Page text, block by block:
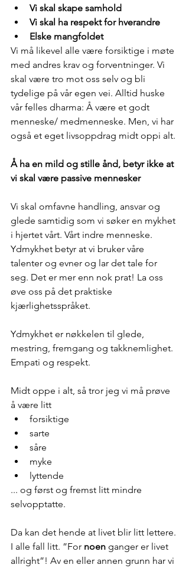
Vi skal skape samhold
Vi skal ha respekt for hverandre
Elske mangfoldet
Vi må likevel alle være forsiktige i møte
med andres krav og forventninger. Vi
skal være tro mot oss selv og bli
tydelige på vår egen vei. Alltid huske
vår felles dharma: Å være et godt
menneske/ medmenneske. Men, vi har
også et eget livsoppdrag midt oppi alt.
Å ha en mild og stille ånd, betyr ikke at
vi skal være passive mennesker
Vi skal omfavne handling, ansvar og
glede samtidig som vi søker en mykhet
i hjertet vårt. Vårt indre menneske.
Ydmykhet betyr at vi bruker våre
talenter og evner og lar det tale for
seg. Det er mer enn nok prat! La oss
øve oss på det praktiske
kjærlighetsspråket.
Ydmykhet er nøkkelen til glede,
mestring, fremgang og takknemlighet.
Empati og respekt.
Midt oppe i alt, så tror jeg vi må prøve
å være litt
forsiktige
sarte
såre
myke
lyttende
... og først og fremst litt mindre
selvopptatte.
Da kan det hende at livet blir litt lettere.
I alle fall litt. ”For noen ganger er livet
allright”! Av en eller annen grunn har vi